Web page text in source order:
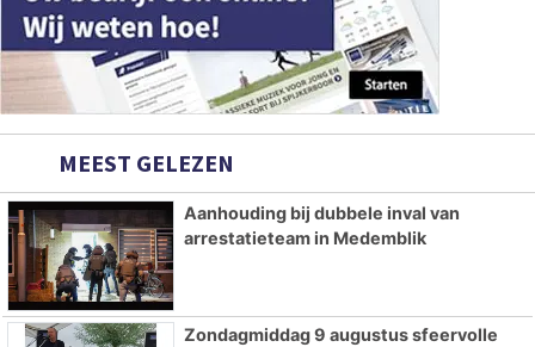
MEEST GELEZEN
Aanhouding bij dubbele inval van
arrestatieteam in Medemblik
Zondagmiddag 9 augustus sfeervolle